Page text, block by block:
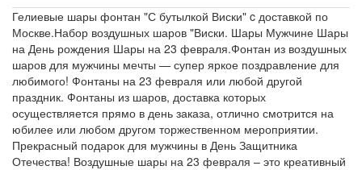
Гелиевые шары фонтан "С бутылкой Виски" c доставкой по
Москве.Набор воздушных шаров "Виски. Шары Мужчине Шары
на День рождения Шары на 23 февраля.Фонтан из воздушных
шаров для мужчины мечты — супер яркое поздравление для
любимого! Фонтаны на 23 февраля или любой другой
праздник. Фонтаны из шаров, доставка которых
осуществляется прямо в день заказа, отлично смотрится на
юбилее или любом другом торжественном мероприятии.
Прекрасный подарок для мужчины в День Защитника
Отечества! Воздушные шары на 23 февраля – это креативный